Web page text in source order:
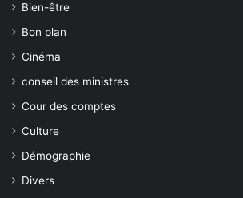
Bien-être
Bon plan
Cinéma
conseil des ministres
Cour des comptes
Culture
Démographie
Divers